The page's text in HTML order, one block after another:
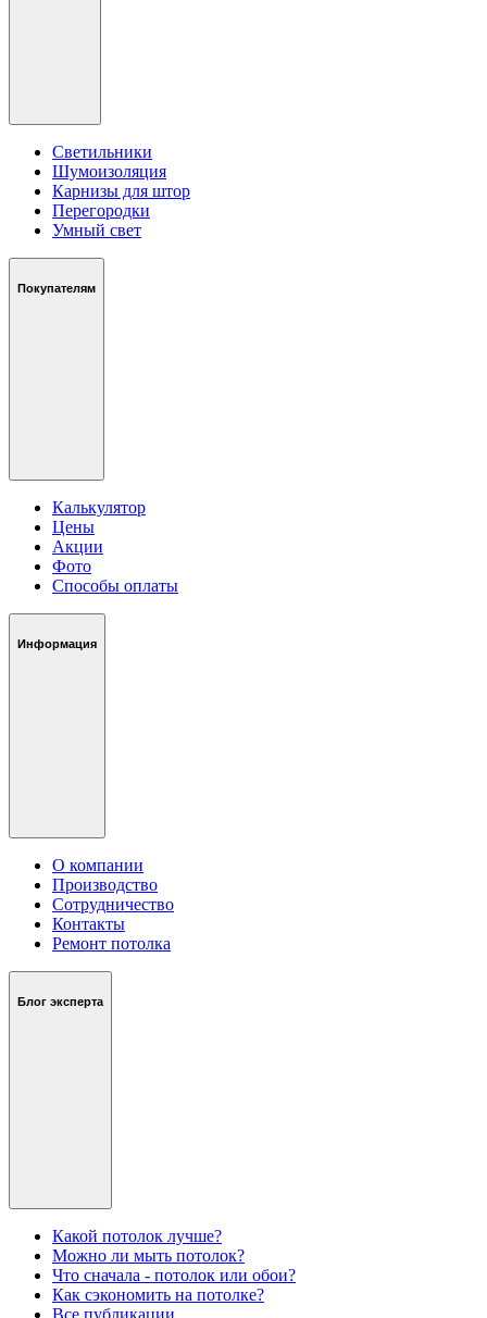
Светильники
Шумоизоляция
Карнизы для штор
Перегородки
Умный свет
Покупателям
Калькулятор
Цены
Акции
Фото
Способы оплаты
Информация
О компании
Производство
Сотрудничество
Контакты
Ремонт потолка
Блог эксперта
Какой потолок лучше?
Можно ли мыть потолок?
Что сначала - потолок или обои?
Как сэкономить на потолке?
Все публикации